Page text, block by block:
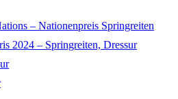
– Nationenpreis Springreiten
2024 – Springreiten, Dressur